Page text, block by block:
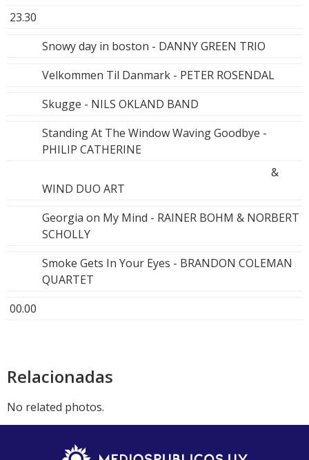
23.30
Snowy day in boston - DANNY GREEN TRIO
Velkommen Til Danmark - PETER ROSENDAL
Skugge - NILS OKLAND BAND
Standing At The Window Waving Goodbye -
PHILIP CATHERINE
&
WIND DUO ART
Georgia on My Mind - RAINER BOHM & NORBERT
SCHOLLY
Smoke Gets In Your Eyes - BRANDON COLEMAN
QUARTET
00.00
Relacionadas
No related photos.